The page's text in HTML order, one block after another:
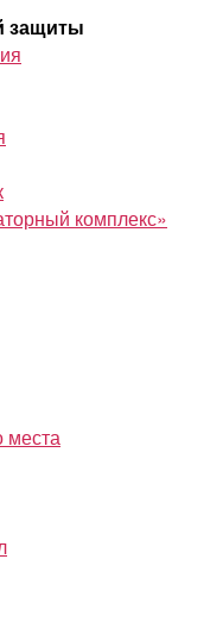
защиты
комплекс»
места